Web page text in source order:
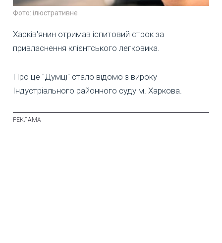
Фото: ілюстративне
Харків'янин отримав іспитовий строк за
привласнення клієнтського легковика.
Про це "Думці" стало відомо з вироку
Індустріального районного суду м. Харкова.